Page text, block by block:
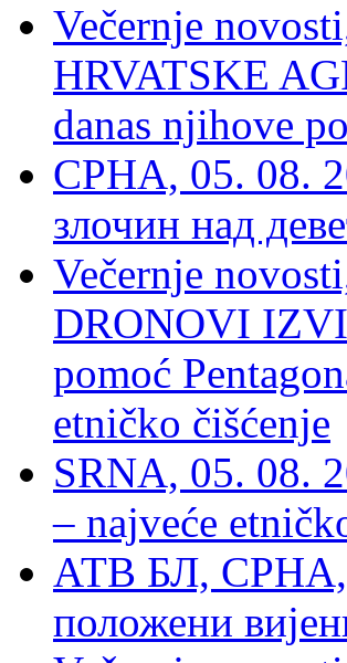
Večernje
HRVATSKE
danas njihove
СРНА, 05. 08.
злочин над
Večernje
DRONOVI
pomoć
etničko čišćenje
SRNA, 05. 08.
– najveće
АТВ БЛ, СРНА,
положени